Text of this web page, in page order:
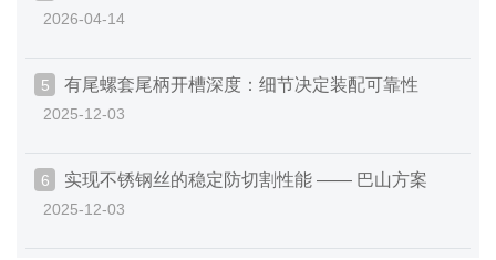
样的力量！
2026-04-14
5 有尾螺套尾柄开槽深度：细节决定装配可靠性
2025-12-03
6 实现不锈钢丝的稳定防切割性能 —— 巴山方案
2025-12-03